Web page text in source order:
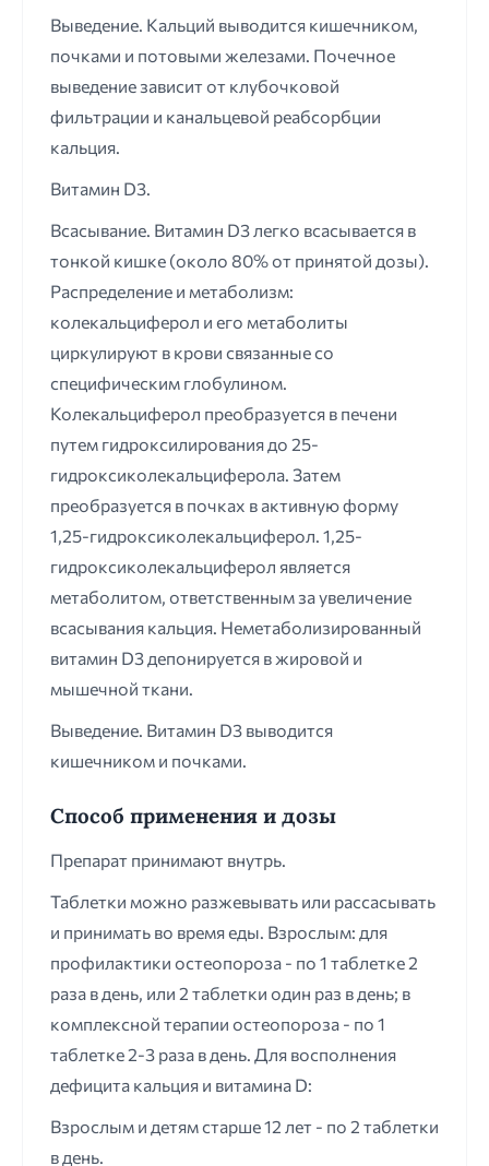
Выведение. Кальций выводится кишечником,
почками и потовыми железами. Почечное
выведение зависит от клубочковой
фильтрации и канальцевой реабсорбции
кальция.
Витамин D3.
Всасывание. Витамин D3 легко всасывается в
тонкой кишке (около 80% от принятой дозы).
Распределение и метаболизм:
колекальциферол и его метаболиты
циркулируют в крови связанные со
специфическим глобулином.
Колекальциферол преобразуется в печени
путем гидроксилирования до 25-
гидроксиколекальциферола. Затем
преобразуется в почках в активную форму
1,25-гидроксиколекальциферол. 1,25-
гидроксиколекальциферол является
метаболитом, ответственным за увеличение
всасывания кальция. Неметаболизированный
витамин D3 депонируется в жировой и
мышечной ткани.
Выведение. Витамин D3 выводится
кишечником и почками.
Способ применения и дозы
Препарат принимают внутрь.
Таблетки можно разжевывать или рассасывать
и принимать во время еды. Взрослым: для
профилактики остеопороза - по 1 таблетке 2
раза в день, или 2 таблетки один раз в день; в
комплексной терапии остеопороза - по 1
таблетке 2-3 раза в день. Для восполнения
дефицита кальция и витамина D:
Взрослым и детям старше 12 лет - по 2 таблетки
в день.